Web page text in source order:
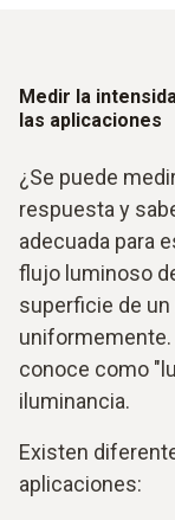
Medir la
las aplicaciones
¿Se puede
respuesta y
adecuada para
flujo luminoso
superficie de
conoce como
iluminancia.
Existen
aplicaciones: